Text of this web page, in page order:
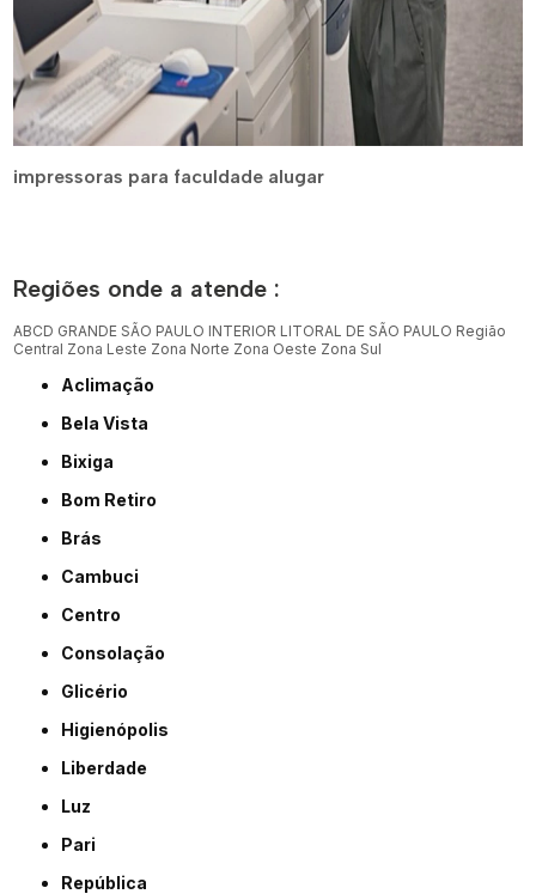
impressoras para faculdade alugar
Regiões onde a atende :
ABCD GRANDE SÃO PAULO INTERIOR LITORAL DE SÃO PAULO Região
Central Zona Leste Zona Norte Zona Oeste Zona Sul
Aclimação
Bela Vista
Bixiga
Bom Retiro
Brás
Cambuci
Centro
Consolação
Glicério
Higienópolis
Liberdade
Luz
Pari
República